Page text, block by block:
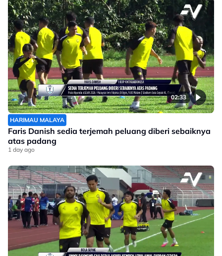
02:33
HARIMAU MALAYA
Faris Danish sedia terjemah peluang diberi sebaiknya
atas padang
1 day ago